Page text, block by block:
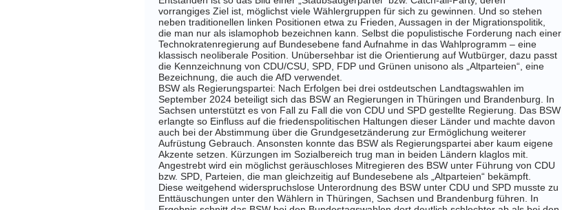
vorrangiges Ziel ist, möglichst viele Wählergruppen für sich zu gewinnen. Und so stehen
neben traditionellen linken Positionen etwa zu Frieden, Aussagen in der Migrationspolitik,
die man nur als islamophob bezeichnen kann. Selbst die populistische Forderung nach einer
Technokratenregierung auf Bundesebene fand Aufnahme in das Wahlprogramm – eine
klassisch neoliberale Position. Unübersehbar ist die Orientierung auf Wutbürger, dazu passt
die Kennzeichnung von CDU/CSU, SPD, FDP und Grünen unisono als „Altparteien“, eine
Bezeichnung, die auch die AfD verwendet.
BSW als Regierungspartei: Nach Erfolgen bei drei ostdeutschen Landtagswahlen im
September 2024 beteiligt sich das BSW an Regierungen in Thüringen und Brandenburg. In
Sachsen unterstützt es von Fall zu Fall die von CDU und SPD gestellte Regierung. Das BSW
erlangte so Einfluss auf die friedenspolitischen Haltungen dieser Länder und machte davon
auch bei der Abstimmung über die Grundgesetzänderung zur Ermöglichung weiterer
Aufrüstung Gebrauch. Ansonsten konnte das BSW als Regierungspartei aber kaum eigene
Akzente setzen. Kürzungen im Sozialbereich trug man in beiden Ländern klaglos mit.
Angestrebt wird ein möglichst geräuschloses Mitregieren des BSW unter Führung von CDU
bzw. SPD, Parteien, die man gleichzeitig auf Bundesebene als „Altparteien“ bekämpft.
Diese weitgehend widerspruchslose Unterordnung des BSW unter CDU und SPD musste zu
Enttäuschungen unter den Wählern in Thüringen, Sachsen und Brandenburg führen. In